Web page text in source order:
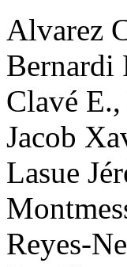
Alvarez
Bernardi
Clavé E.,
Jacob
Lasue
Reyes-